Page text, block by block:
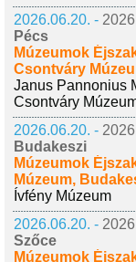
2026.06.20. -
Pécs
Múzeumok
Csontváry
Janus Pannonius
Csontváry
2026.06.20. -
Budakeszi
Múzeumok
Múzeum,
Ívfény Múzeum
2026.06.20. -
Szőce
Múzeumok